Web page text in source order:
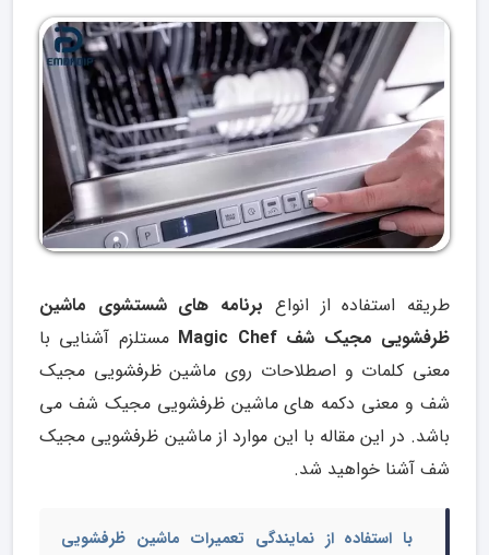
طریقه استفاده از انواع برنامه های شستشوی ماشین
ظرفشویی مجیک شف Magic Chef
مستلزم آشنایی با
معنی کلمات و اصطلاحات روی ماشین ظرفشویی مجیک
شف و معنی دکمه های ماشین ظرفشویی مجیک شف می
باشد. در این مقاله با این موارد از ماشین ظرفشویی مجیک
شف آشنا خواهید شد.
با استفاده از نمایندگی تعمیرات ماشین ظرفشویی